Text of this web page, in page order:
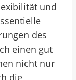
und
des
einen gut
nicht nur
die